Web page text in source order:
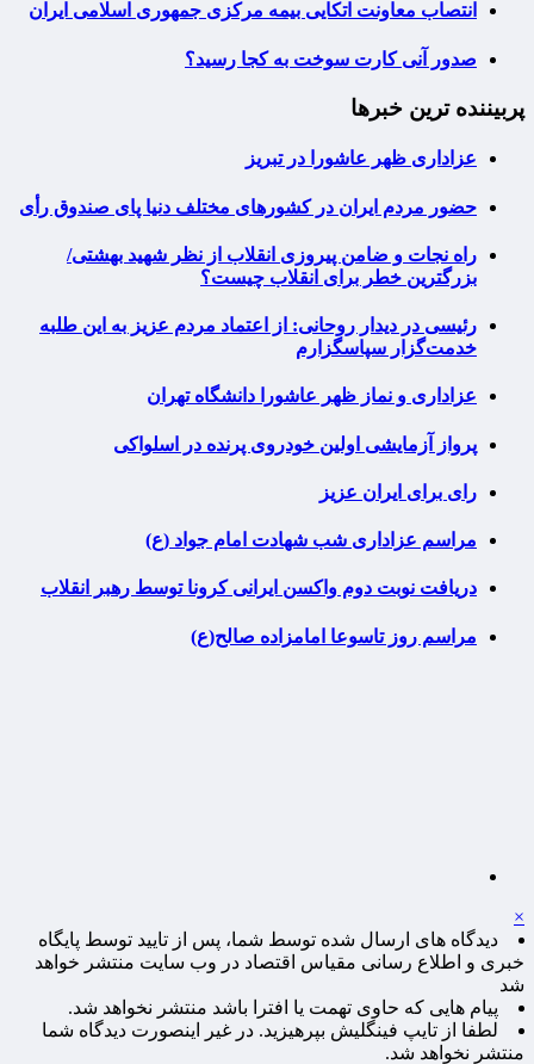
انتصاب معاونت اتکایی بیمه مرکزی جمهوری اسلامی ایران
صدور آنی کارت سوخت به کجا رسید؟
پربیننده ترین خبرها
عزاداری ظهر عاشورا در تبریز
حضور مردم ایران در کشورهای مختلف دنیا پای صندوق رأی
راه نجات و ضامن پیروزی انقلاب از نظر شهید بهشتی/
بزرگترین خطر برای انقلاب چیست؟
رئیسی در دیدار روحانی: از اعتماد مردم عزیز به این طلبه
خدمت‌گزار سپاسگزارم
عزاداری و نماز ظهر عاشورا دانشگاه تهران
پرواز آزمایشی اولین خودروی پرنده در اسلواکی
رای برای ایران عزیز
مراسم عزاداری شب شهادت امام جواد (ع)
دریافت نوبت دوم واکسن ایرانی کرونا توسط رهبر انقلاب
مراسم روز تاسوعا امامزاده صالح(ع)
×
دیدگاه های ارسال شده توسط شما، پس از تایید توسط پایگاه
خبری و اطلاع رسانی مقیاس اقتصاد در وب سایت منتشر خواهد
شد
پیام هایی که حاوی تهمت یا افترا باشد منتشر نخواهد شد.
لطفا از تایپ فینگلیش بپرهیزید. در غیر اینصورت دیدگاه شما
منتشر نخواهد شد.